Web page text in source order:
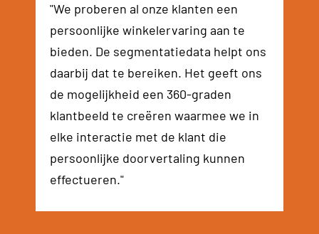
"We proberen al onze klanten een
persoonlijke winkelervaring aan te
bieden. De segmentatiedata helpt ons
daarbij dat te bereiken. Het geeft ons
de mogelijkheid een 360-graden
klantbeeld te creëren waarmee we in
elke interactie met de klant die
persoonlijke doorvertaling kunnen
effectueren."